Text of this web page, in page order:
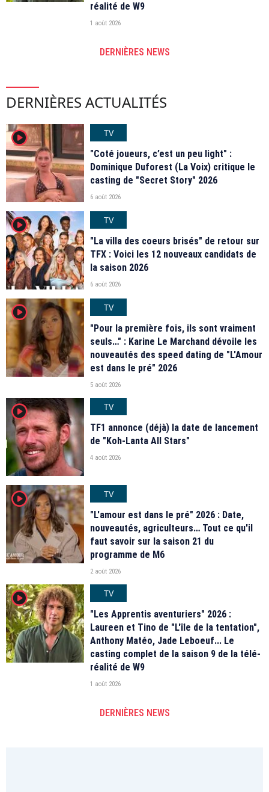
réalité de W9
1 août 2026
DERNIÈRES NEWS
DERNIÈRES ACTUALITÉS
player2
TV
"Coté joueurs, c’est un peu light" :
Dominique Duforest (La Voix) critique le
casting de "Secret Story" 2026
6 août 2026
player2
TV
"La villa des coeurs brisés" de retour sur
TFX : Voici les 12 nouveaux candidats de
la saison 2026
6 août 2026
player2
TV
"Pour la première fois, ils sont vraiment
seuls…" : Karine Le Marchand dévoile les
nouveautés des speed dating de "L'Amour
est dans le pré" 2026
5 août 2026
player2
TV
TF1 annonce (déjà) la date de lancement
de "Koh-Lanta All Stars"
4 août 2026
player2
TV
"L'amour est dans le pré" 2026 : Date,
nouveautés, agriculteurs… Tout ce qu'il
faut savoir sur la saison 21 du
programme de M6
2 août 2026
player2
TV
"Les Apprentis aventuriers" 2026 :
Laureen et Tino de "L'île de la tentation",
Anthony Matéo, Jade Leboeuf... Le
casting complet de la saison 9 de la télé-
réalité de W9
1 août 2026
DERNIÈRES NEWS